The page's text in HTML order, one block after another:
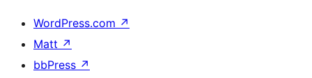
WordPress.com ↗
Matt ↗
bbPress ↗